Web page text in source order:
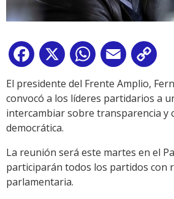
Facebook
X WhatsApp
Email
El presidente del Frente Amplio,
convocó a los líderes partidarios a
intercambiar sobre transparencia y
democrática.
La reunión será este martes en el
participarán todos los partidos con
parlamentaria.